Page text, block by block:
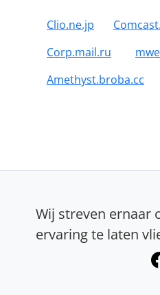
Clio.ne.jp
Corp.mail.ru
Amethyst.broba.cc
Wij streven ernaar
ervaring te laten